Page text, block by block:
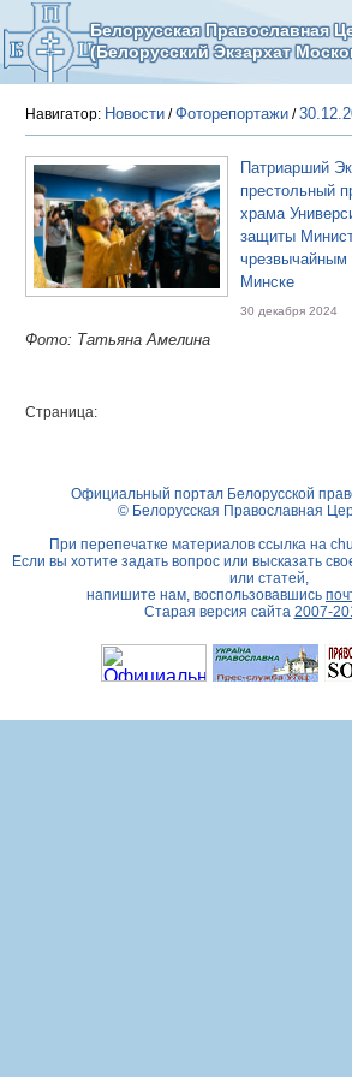
Белорусская Православная
(Белорусский Экзархат
Навигатор: Новости /Фоторепортажи /
Патриарший
престольный
храма
защиты
чрезвычайным
Минске
30 декабря 2024
Фото: Татьяна Амелина
Страница:
Официальный портал Белорусской
© Белорусская Православная
При перепечатке материалов ссылка на
Если вы хотите задать вопрос или высказать
или статей,
напишите нам, воспользовавшись
Старая версия сайта 2007-